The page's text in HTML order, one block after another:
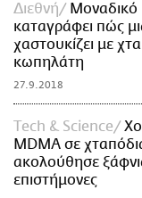
Διεθνή
Μοναδικό
καταγράφει πώς
χαστουκίζει με
κωπηλάτη
27.9.2018
Τech & Science
MDMA σε
ακολούθησε
επιστήμονες